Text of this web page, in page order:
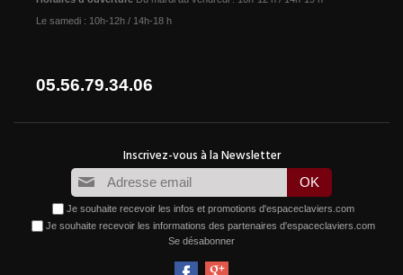
Le samedi : 10h-12h / 14h-18 h
05.56.79.34.06
Je souhaite recevoir les infos et promotions d'espaceclaviers.com
Je souhaite recevoir les informations des partenaires d'espaceclaviers.com
Se désabonner